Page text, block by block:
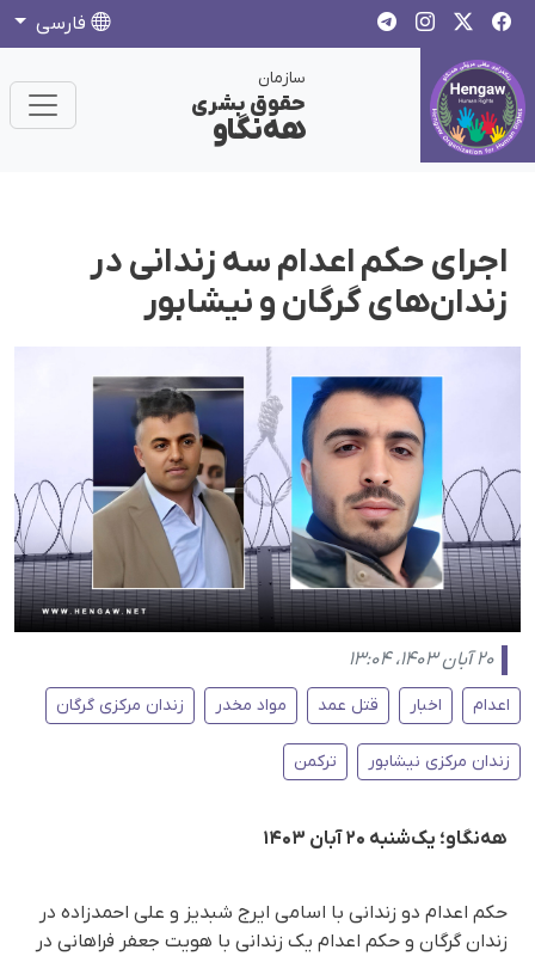
فارسی
سازمان
حقوق بشری
هەنگاو
اجرای حکم اعدام سه زندانی در
زندان‌های گرگان و نیشابور
۲۰ آبان ۱۴۰۳، ۱۳:۰۴
اعدام اخبار قتل عمد مواد مخدر زندان مرکزی گرگان
زندان مرکزی نیشابور ترکمن
هه‌نگاو؛ یک‌شنبه ۲۰ آبان ۱۴۰۳
حکم اعدام دو زندانی با اسامی ایرج شبدیز و علی احمدزاده در
زندان گرگان و حکم اعدام یک زندانی با هویت جعفر فراهانی در